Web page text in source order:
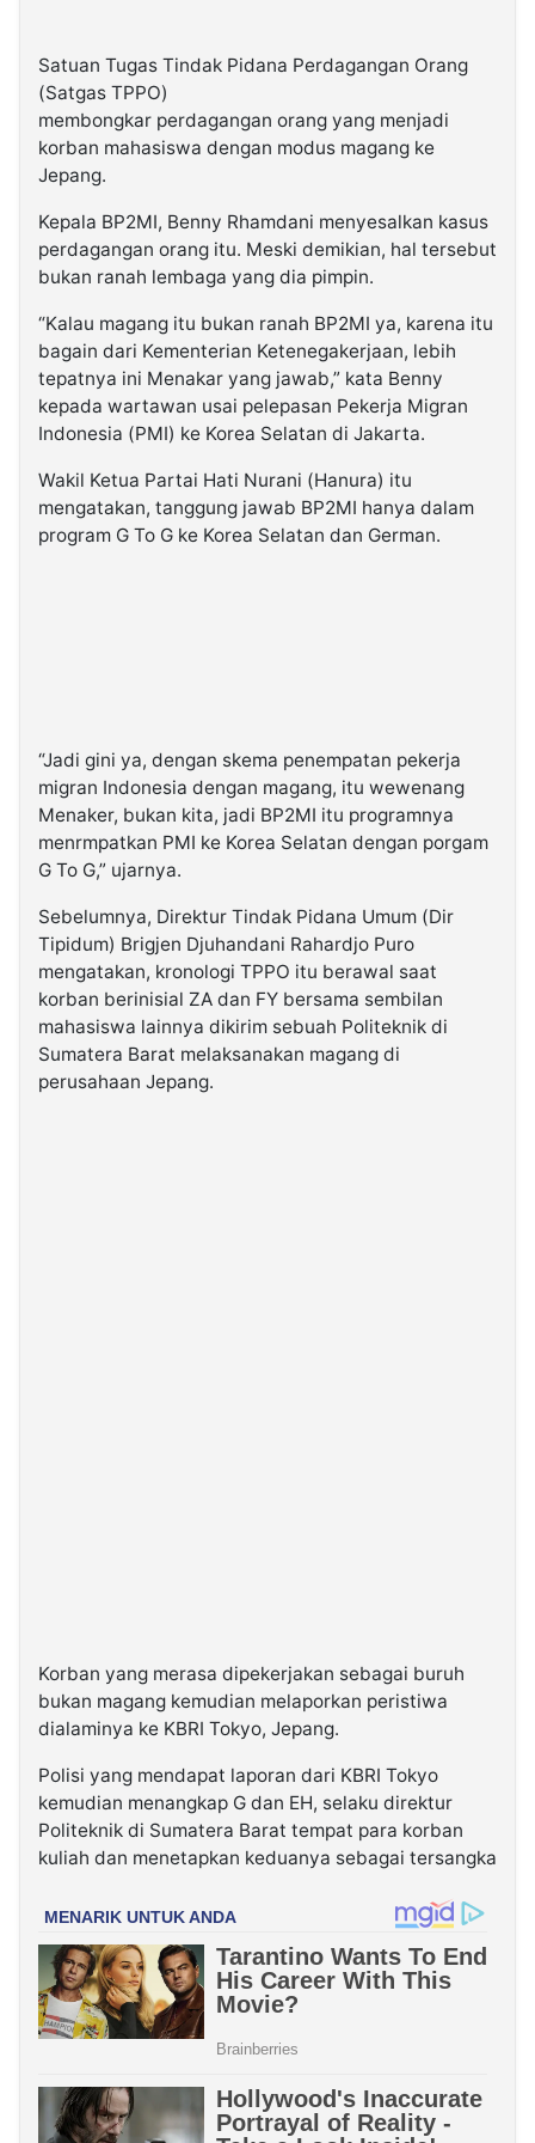
Satuan Tugas Tindak Pidana Perdagangan Orang
(Satgas TPPO)
membongkar perdagangan orang yang menjadi
korban mahasiswa dengan modus magang ke
Jepang.
Kepala BP2MI, Benny Rhamdani menyesalkan kasus
perdagangan orang itu. Meski demikian, hal tersebut
bukan ranah lembaga yang dia pimpin.
“Kalau magang itu bukan ranah BP2MI ya, karena itu
bagain dari Kementerian Ketenegakerjaan, lebih
tepatnya ini Menakar yang jawab,” kata Benny
kepada wartawan usai pelepasan Pekerja Migran
Indonesia (PMI) ke Korea Selatan di Jakarta.
Wakil Ketua Partai Hati Nurani (Hanura) itu
mengatakan, tanggung jawab BP2MI hanya dalam
program G To G ke Korea Selatan dan German.
“Jadi gini ya, dengan skema penempatan pekerja
migran Indonesia dengan magang, itu wewenang
Menaker, bukan kita, jadi BP2MI itu programnya
menrmpatkan PMI ke Korea Selatan dengan porgam
G To G,” ujarnya.
Sebelumnya, Direktur Tindak Pidana Umum (Dir
Tipidum) Brigjen Djuhandani Rahardjo Puro
mengatakan, kronologi TPPO itu berawal saat
korban berinisial ZA dan FY bersama sembilan
mahasiswa lainnya dikirim sebuah Politeknik di
Sumatera Barat melaksanakan magang di
perusahaan Jepang.
Korban yang merasa dipekerjakan sebagai buruh
bukan magang kemudian melaporkan peristiwa
dialaminya ke KBRI Tokyo, Jepang.
Polisi yang mendapat laporan dari KBRI Tokyo
kemudian menangkap G dan EH, selaku direktur
Politeknik di Sumatera Barat tempat para korban
kuliah dan menetapkan keduanya sebagai tersangka